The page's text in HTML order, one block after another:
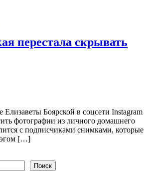
перестала скрывать
Боярской в соцсети Instagram
фотографии из личного домашнего
с подписчиками снимками, которые
[…]
Поиск